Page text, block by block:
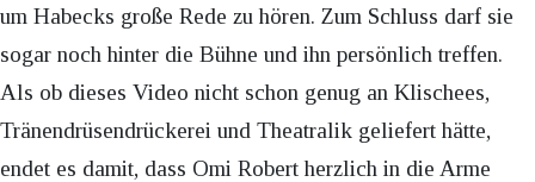
um Habecks große Rede zu hören. Zum Schluss darf sie
sogar noch hinter die Bühne und ihn persönlich treffen.
Als ob dieses Video nicht schon genug an Klischees,
Tränendrüsendrückerei und Theatralik geliefert hätte,
endet es damit, dass Omi Robert herzlich in die Arme